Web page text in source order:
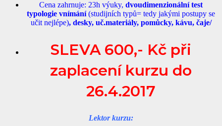
Cena zahrnuje: 23h výuky, dvoudimenzionálnítest
typologie vnímání(studijních typů= tedy jakými postupy se
učit nejlépe), desky, uč.materiály, pomůcky, kávu, čaje/
SLEVA 600,- Kč při
zaplacení kurzu do
26.4.2017
Lektor kurzu: